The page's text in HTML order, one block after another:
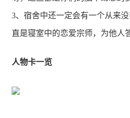
3、宿舍中还一定会有一个从来
直是寝室中的恋爱宗师，为他人
人物卡一览